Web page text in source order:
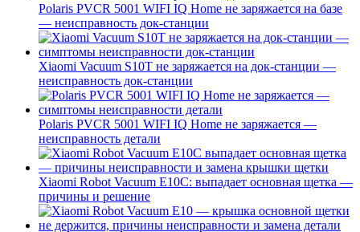
Polaris PVCR 5001 WIFI IQ Home не заряжается на базе
— неисправность док-станции
Xiaomi Vacuum S10T не заряжается на док-станции —
неисправность док-станции
Polaris PVCR 5001 WIFI IQ Home не заряжается —
неисправность детали
Xiaomi Robot Vacuum E10C: выпадает основная щетка —
причины и решение